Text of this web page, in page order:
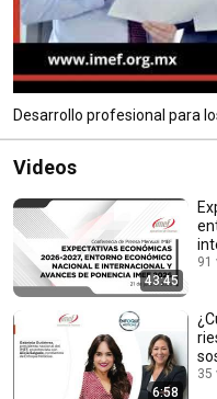
Desarrollo profesional para
Videos
43:45
91
6:58
35